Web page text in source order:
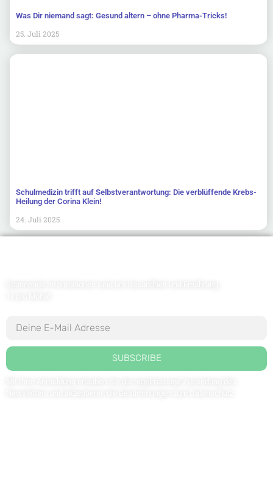
Was Dir niemand sagt: Gesund altern – ohne Pharma-Tricks!
25. Juli 2025
Schulmedizin trifft auf Selbstverantwortung: Die verblüffende Krebs-
Heilung der Corina Klein!
24. Juli 2025
SUBSCRIBE